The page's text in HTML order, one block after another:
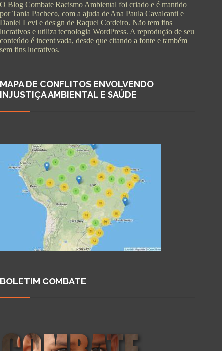
O Blog Combate Racismo Ambiental foi criado e é mantido
por Tania Pacheco, com a ajuda de Ana Paula Cavalcanti e
Daniel Levi e design de Raquel Cordeiro. Não tem fins
lucrativos e utiliza tecnologia WordPress. A reprodução de seu
conteúdo é incentivada, desde que citando a fonte e também
sem fins lucrativos.
MAPA DE CONFLITOS ENVOLVENDO
INJUSTIÇA AMBIENTAL E SAÚDE
BOLETIM COMBATE